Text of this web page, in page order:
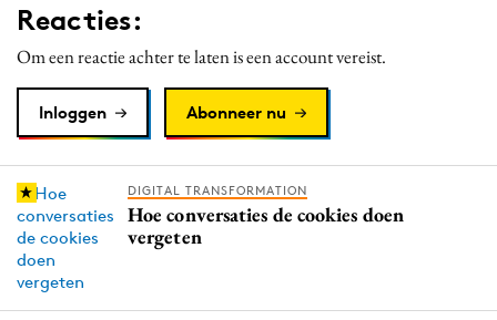
Reacties:
Om een reactie achter te laten is een account vereist.
Inloggen Abonneer nu
DIGITAL TRANSFORMATION
Hoe conversaties de cookies doen
vergeten